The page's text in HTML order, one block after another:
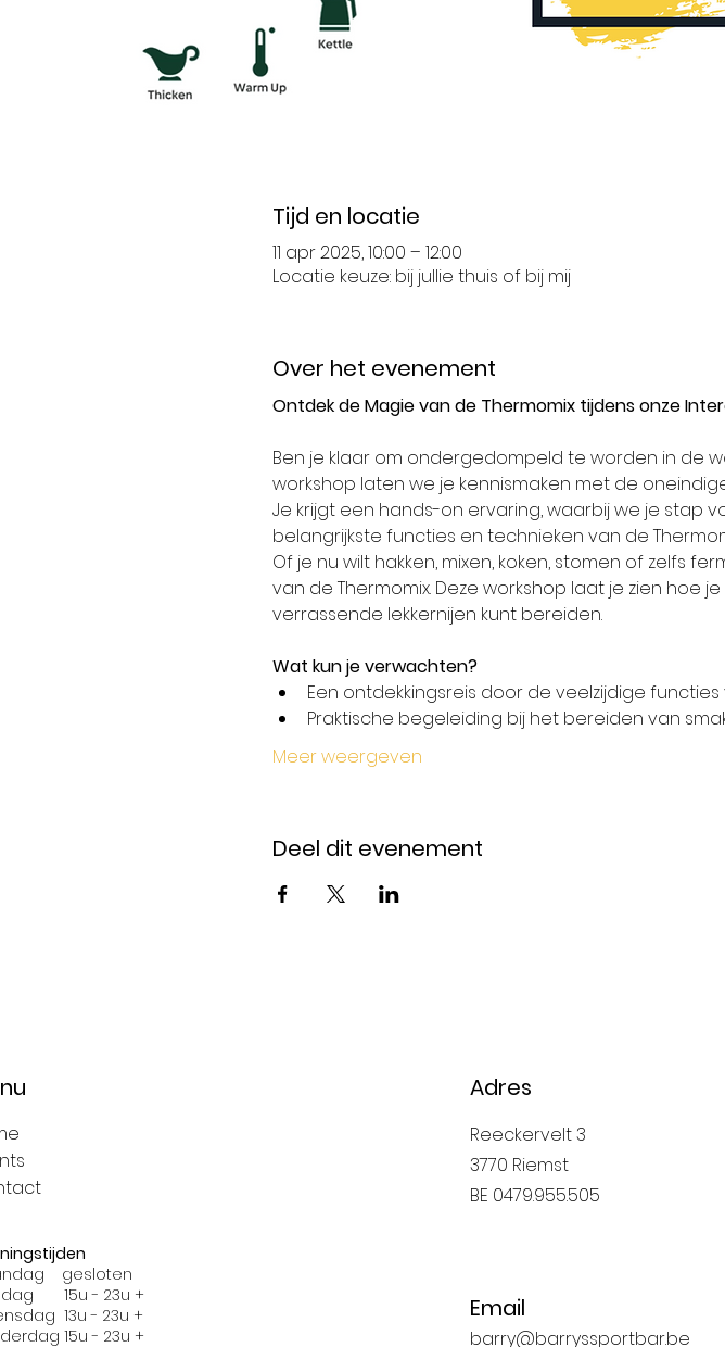
Tijd en locatie
11 apr 2025, 10:00 – 12:00
Locatie keuze: bij jullie thuis of bij mij
Over het evenement
Ontdek de Magie van de Thermomix tijdens onze
Ben je klaar om ondergedompeld te worden in de
workshop laten we je kennismaken met de
Je krijgt een hands-on ervaring, waarbij we je stap
belangrijkste functies en technieken van de
Of je nu wilt hakken, mixen, koken, stomen of zelfs
van de Thermomix. Deze workshop laat je zien hoe
verrassende lekkernijen kunt bereiden.
Wat kun je verwachten?
Een ontdekkingsreis door de veelzijdige functies
Praktische begeleiding bij het bereiden van
Meer weergeven
Deel dit evenement
gesloten
15u - 23u +
13u - 23u +
15u - 23u +
Adres
Reeckervelt 3
3770 Riemst
BE 0479.955.505
Email
barry@barryssportbar.be